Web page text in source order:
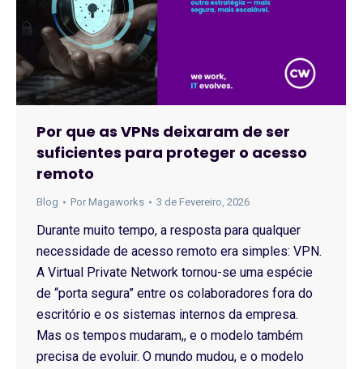
Por que as VPNs deixaram de ser
suficientes para proteger o acesso
remoto
Blog Por Magaworks 3 de Fevereiro, 2026
Durante muito tempo, a resposta para qualquer
necessidade de acesso remoto era simples: VPN.
A Virtual Private Network tornou-se uma espécie
de “porta segura” entre os colaboradores fora do
escritório e os sistemas internos da empresa.
Mas os tempos mudaram,, e o modelo também
precisa de evoluir. O mundo mudou, e o modelo